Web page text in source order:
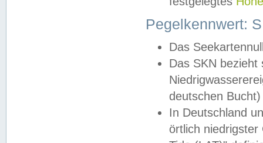
Pegelkennwert:
Das
Das SKN
deutschen
In Deutschland
örtlich